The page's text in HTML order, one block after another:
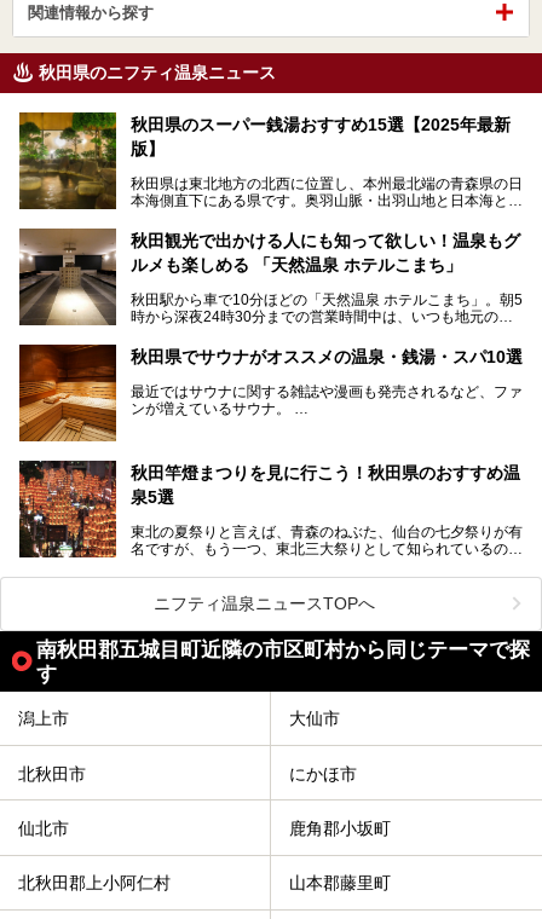
関連情報から探す
秋田県のニフティ温泉ニュース
秋田県のスーパー銭湯おすすめ15選【2025年最新
版】
秋田県は東北地方の北西に位置し、本州最北端の青森県の日
本海側直下にある県です。奥羽山脈・出羽山地と日本海とい
界自然遺産に登録された白神山地のほか、多くの国立公園・
国定公園を擁しています。
「あきたこまち」に代表される米の生産量は国内第3位。米
ハタハタ・しょっつる（魚醤）といった独特の食材も豊富で
す。
げ」など、全国的に有名な催しも多い秋田県。観光旅行にも
役立つ、県内のおすすめスーパー銭湯＆立ち寄り湯情報をご
紹介します。
秋田観光で出かける人にも知って欲しい！温泉もグ
ルメも楽しめる 「天然温泉 ホテルこまち」
秋田駅から車で10分ほどの「天然温泉 ホテルこまち」。朝5
時から深夜24時30分までの営業時間中は、いつも地元の人
岩盤浴入り放題なのに1泊3,500円からと破格の安さ！
観光にも便利な「天然温泉 ホテルこまち」の魅力をたっぷ
りお届けします。
秋田県でサウナがオススメの温泉・銭湯・スパ10選
最近ではサウナに関する雑誌や漫画も発売されるなど、ファ
ンが増えているサウナ。
こだわりを持つ施設も増えています。
今回はそんな今話題のサウナが楽しめる、秋田県内にあるオ
ススメ温泉・銭湯・スパを10件まとめてご紹介します。
秋田竿燈まつりを見に行こう！秋田県のおすすめ温
泉5選
東北の夏祭りと言えば、青森のねぶた、仙台の七夕祭りが有
名ですが、もう一つ、東北三大祭りとして知られているのが
毎年8月3日から6日に行われる「秋田竿燈まつり」は、たく
さんの提灯をぶらさげた大きな竿燈を「ドッコイショ」の掛
け声にあわせて秋田駅周辺を練り歩きます。
竿燈まつりを見た後は、秋田の温泉で骨休め。秋田美人を生
秋田に出かけて、夏の暑さを祭りで吹き飛ばしましょう！
今回は秋田県のおすすめ温泉をご紹介します！
ニフティ温泉ニュースTOPへ
南秋田郡五城目町近隣の市区町村から同じテーマで探
す
潟上市 大仙市
北秋田市 にかほ市
仙北市 鹿角郡小坂町
北秋田郡上小阿仁村 山本郡藤里町